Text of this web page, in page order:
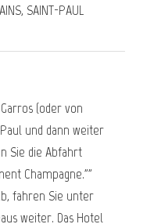
SAINT-PAUL
(oder von
und dann weiter
Sie die Abfahrt
Champagne.""
fahren Sie unter
weiter. Das Hotel